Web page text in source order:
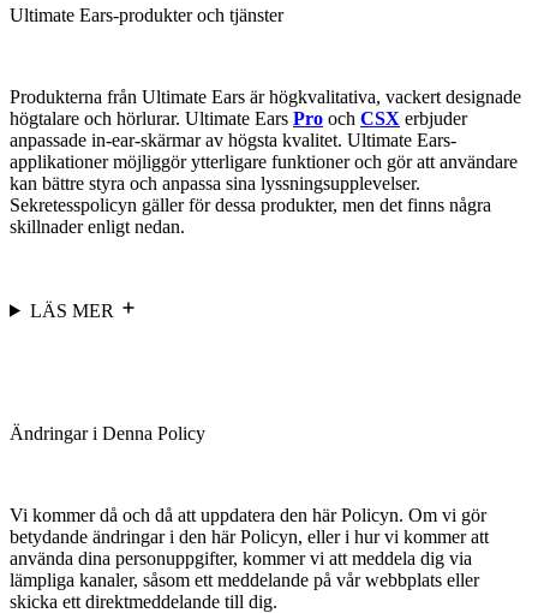
Ultimate Ears-produkter och tjänster
Produkterna från Ultimate Ears är högkvalitativa, vackert designade
högtalare och hörlurar. Ultimate Ears Pro och CSX erbjuder
anpassade in-ear-skärmar av högsta kvalitet. Ultimate Ears-
applikationer möjliggör ytterligare funktioner och gör att användare
kan bättre styra och anpassa sina lyssningsupplevelser.
Sekretesspolicyn gäller för dessa produkter, men det finns några
skillnader enligt nedan.
LÄS MER
Ändringar i Denna Policy
Vi kommer då och då att uppdatera den här Policyn. Om vi gör
betydande ändringar i den här Policyn, eller i hur vi kommer att
använda dina personuppgifter, kommer vi att meddela dig via
lämpliga kanaler, såsom ett meddelande på vår webbplats eller
skicka ett direktmeddelande till dig.